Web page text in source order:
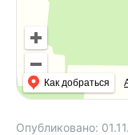
Как добраться
Опубликовано: